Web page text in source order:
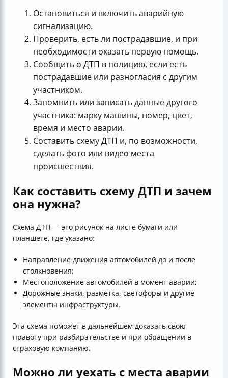
Остановиться и включить аварийную
сигнализацию.
Проверить, есть ли пострадавшие, и при
необходимости оказать первую помощь.
Сообщить о ДТП в полицию, если есть
пострадавшие или разногласия с другим
участником.
Запомнить или записать данные другого
участника: марку машины, номер, цвет,
время и место аварии.
Составить схему ДТП и, по возможности,
сделать фото или видео места
происшествия.
Как составить схему ДТП и зачем
она нужна?
Схема ДТП — это рисунок на листе бумаги или
планшете, где указано:
Направление движения автомобилей до и после
столкновения;
Местоположение автомобилей в момент аварии;
Дорожные знаки, разметка, светофоры и другие
элементы инфраструктуры.
Эта схема поможет в дальнейшем доказать свою
правоту при разбирательстве и при обращении в
страховую компанию.
Можно ли уехать с места аварии